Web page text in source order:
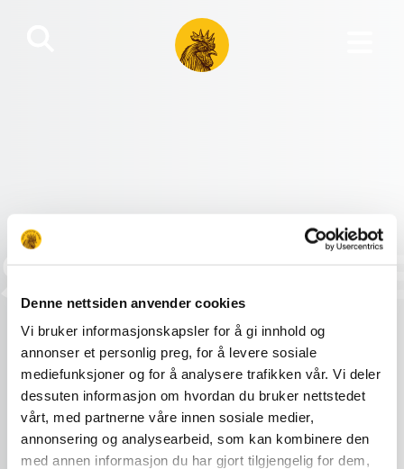
Denne nettsiden anvender cookies
Vi bruker informasjonskapsler for å gi innhold og
annonser et personlig preg, for å levere sosiale
mediefunksjoner og for å analysere trafikken vår. Vi deler
dessuten informasjon om hvordan du bruker nettstedet
vårt, med partnerne våre innen sosiale medier,
annonsering og analysearbeid, som kan kombinere den
med annen informasjon du har gjort tilgjengelig for dem,
KYLLING
OKTOBER 27, 2018